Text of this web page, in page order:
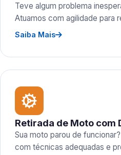
Teve algum problema
Atuamos com agilidade para
Saiba Mais
Retirada de Moto com
Sua moto parou de
com técnicas adequadas e